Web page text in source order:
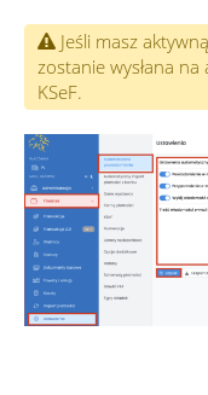
Jeśli masz
zostanie wysłana
KSeF.